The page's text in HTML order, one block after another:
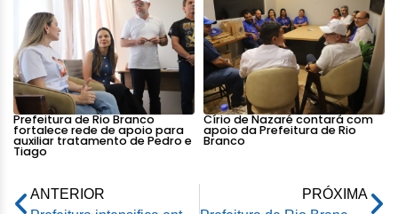
Prefeitura de Rio Branco
fortalece rede de apoio para
auxiliar tratamento de Pedro e
Tiago
Círio de Nazaré contará com
apoio da Prefeitura de Rio
Branco
ANTERIOR
PRÓXIMA